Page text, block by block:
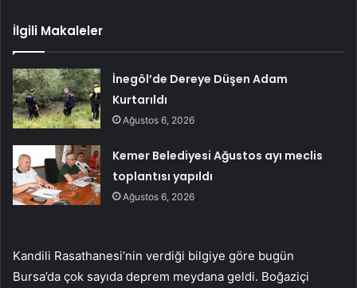
İlgili Makaleler
İnegöl’de Dereye Düşen Adam
Kurtarıldı
Ağustos 6, 2026
Kemer Belediyesi Ağustos ayı meclis
toplantısı yapıldı
Ağustos 6, 2026
Kandili Rasathanesi’nin verdiği bilgiye göre bugün
Bursa’da çok sayıda deprem meydana geldi. Boğaziçi